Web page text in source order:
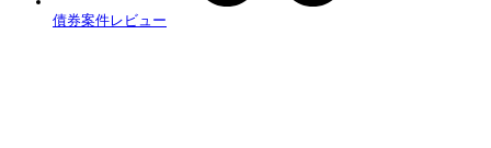
債券案件レビュー